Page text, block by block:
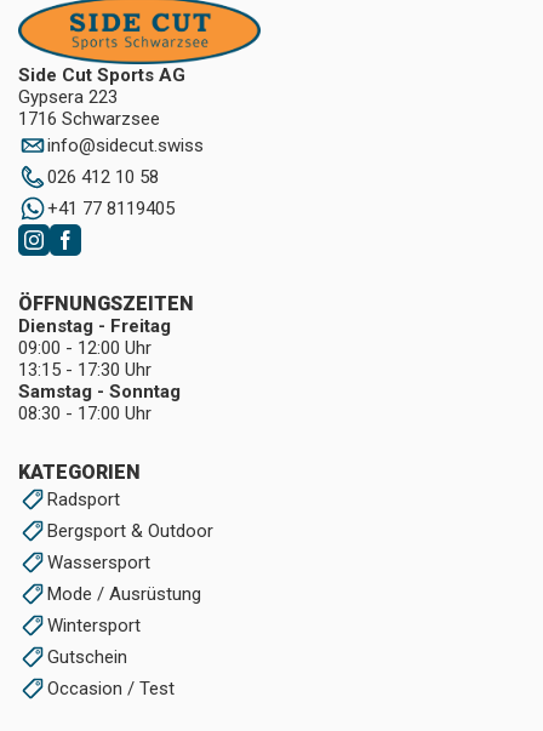
Side Cut Sports AG
Gypsera 223
1716 Schwarzsee
info@sidecut.swiss
026 412 10 58
+41 77 8119405
KATEGORIEN
Radsport
Bergsport & Outdoor
Wassersport
Mode / Ausrüstung
Wintersport
Gutschein
Occasion / Test
ÖFFNUNGSZEITEN
Dienstag - Freitag
09:00 - 12:00 Uhr
13:15 - 17:30 Uhr
Samstag - Sonntag
08:30 - 17:00 Uhr